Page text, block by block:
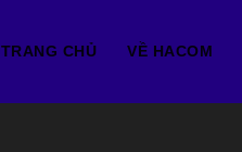
TRANG CHỦ VỀ HACOM